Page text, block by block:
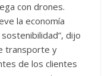
con drones.
la economía
dijo
transporte y
de los clientes